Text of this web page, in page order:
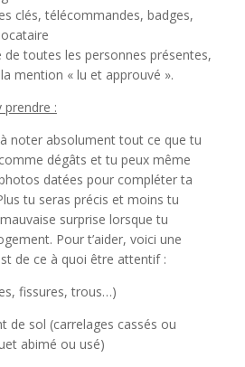
clés, télécommandes, badges,
de toutes les personnes présentes,
mention « lu et approuvé ».
prendre :
à noter absolument tout ce que tu
dégâts et tu peux même
datées pour compléter ta
tu seras précis et moins tu
surprise lorsque tu
Pour t’aider, voici une
de ce à quoi être attentif :
fissures, trous…)
de sol (carrelages cassés ou
abimé ou usé)